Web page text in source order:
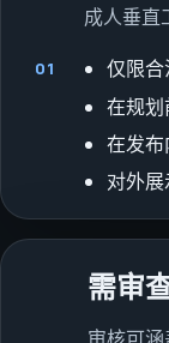
01
成人垂直
仅限合
在规划
在发布
对外展
需审